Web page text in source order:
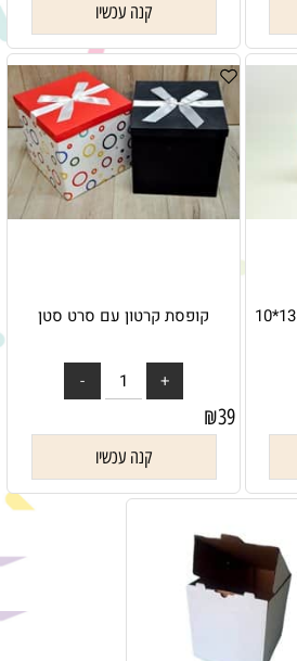
קנה עכשיו
קופסת קרטון עם סרט סטן
₪39
קנה עכשיו